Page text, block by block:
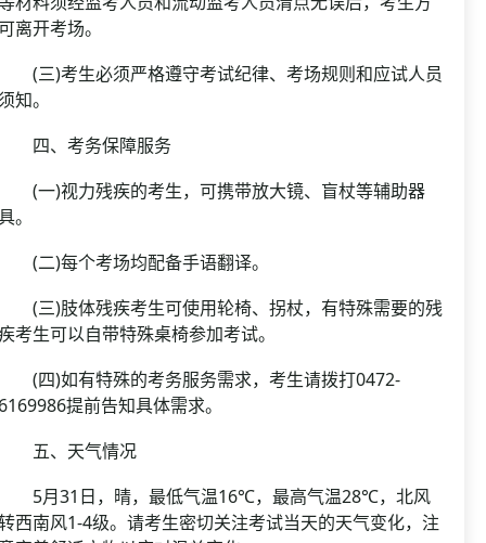
离开考场。
三)考生必须严格遵守考试纪律、考场规则和应试人员
知。
、考务保障服务
一)视力残疾的考生，可携带放大镜、盲杖等辅助器
。
二)每个考场均配备手语翻译。
三)肢体残疾考生可使用轮椅、拐杖，有特殊需要的残
考生可以自带特殊桌椅参加考试。
四)如有特殊的考务服务需求，考生请拨打0472-
提前告知具体需求。
、天气情况
月31日，晴，最低气温16℃，最高气温28℃，北风
西南风1-4级。请考生密切关注考试当天的天气变化，注